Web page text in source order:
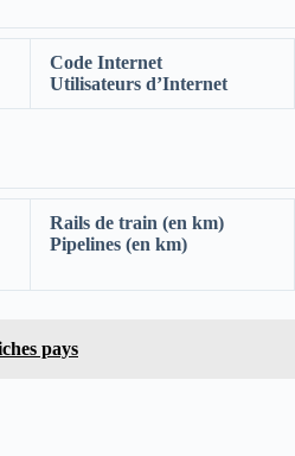
Code Internet
Utilisateurs d’Internet
Rails de train (en km)
Pipelines (en km)
pays